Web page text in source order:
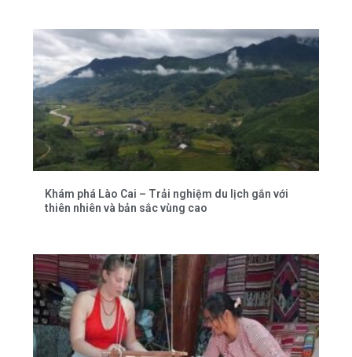
Khám phá Lào Cai – Trải nghiệm du lịch gắn với
thiên nhiên và bản sắc vùng cao